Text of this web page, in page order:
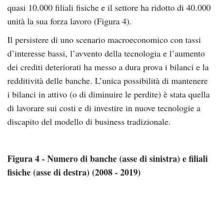
quasi 10.000 filiali fisiche e il settore ha ridotto di 40.000
unità la sua forza lavoro (Figura 4).
Il persistere di uno scenario macroeconomico con tassi
d’interesse bassi, l’avvento della tecnologia e l’aumento
dei crediti deteriorati ha messo a dura prova i bilanci e la
redditività delle banche. L’unica possibilità di mantenere
i bilanci in attivo (o di diminuire le perdite) è stata quella
di lavorare sui costi e di investire in nuove tecnologie a
discapito del modello di business tradizionale.
Figura 4 - Numero di banche (asse di sinistra) e filiali
fisiche (asse di destra) (2008 - 2019)